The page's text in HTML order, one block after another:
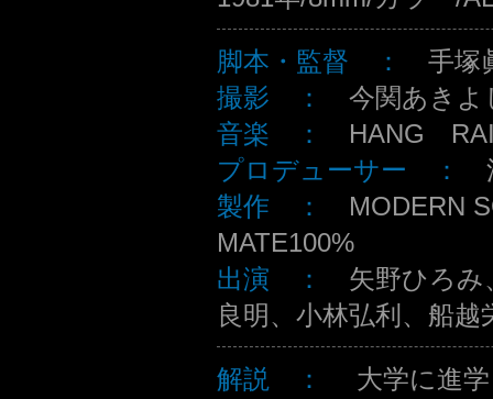
脚本・監督 ： 手塚
撮影 ： 今関あきよ
音楽 ： HANG
プロデューサー ：
製作 ： MODERN
MATE100%
出演 ： 矢野ひろみ
良明、小林弘利、船
解説 ：
大学に進